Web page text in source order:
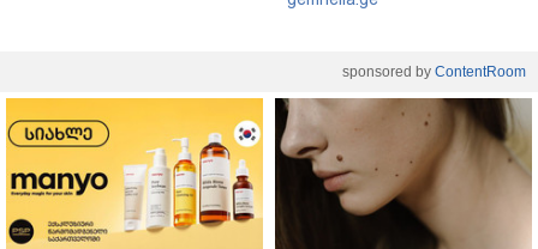
sponsored by ContentRoom